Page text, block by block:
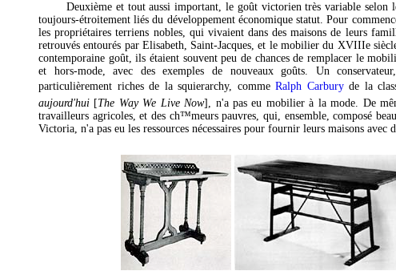
Deuxième et tout aussi important, le goût victorien très variable selon
toujours-étroitement liés du développement économique statut. Pour
les propriétaires terriens nobles, qui vivaient dans des maisons de leurs
retrouvés entourés par Elisabeth, Saint-Jacques, et le mobilier du XVIIIe
contemporaine goût, ils étaient souvent peu de chances de remplacer le
et hors-mode, avec des exemples de nouveaux goûts. Un
particulièrement riches de la squierarchy, commeRalph Carburyde la
aujourd'hui [The Way We Live Now], n'a pas eu mobilier à la mode. De
travailleurs agricoles, et des ch™meurs pauvres, qui, ensemble, composé
Victoria, n'a pas eu les ressources nécessaires pour fournir leurs maisons avec